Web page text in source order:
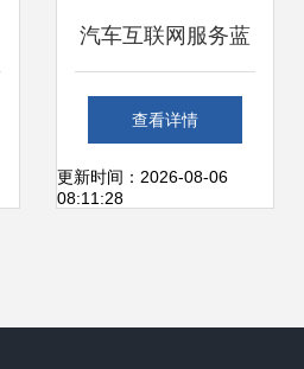
汽车互联网服务蓝
海下的盈利困境 为
何世界那么大，赚
查看详情
更新时间：2026-08-06
08:11:28